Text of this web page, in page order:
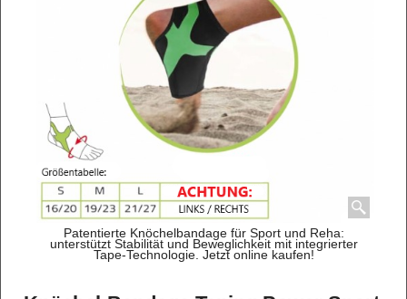
Patentierte Knöchelbandage für Sport und Reha:
unterstützt Stabilität und Beweglichkeit mit integrierter
Tape-Technologie. Jetzt online kaufen!